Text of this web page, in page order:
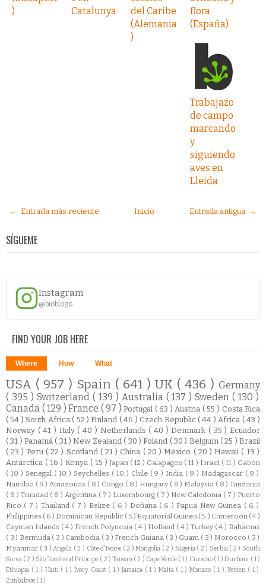
)
Catalunya
del Caribe
(Alemania
)
flora
(España)
Trabajazo
de campo
marcando
y
siguiendo
aves en
Lleida
← Entrada más reciente Entrada antigua →
Inicio
SÍGUEME
Instagram
@bioblogo
FIND YOUR JOB HERE
Where How What
USA ( 957 ) Spain ( 641 )UK ( 436 )Germany
( 395 ) Switzerland ( 139 ) Australia ( 137 )Sweden( 130 )
Canada ( 129 )France ( 97 )Portugal ( 63 ) Austria ( 55 ) Costa Rica
( 54 ) South Africa ( 52 )Finland ( 46 ) Czech Republic ( 44 ) Africa ( 43 )
Norway ( 41 ) Italy ( 40 ) Netherlands ( 40 )Denmark ( 35 ) Ecuador
( 31 )Panamá ( 31 ) New Zealand ( 30 )Poland ( 30 ) Belgium ( 25 )Brazil
( 23 ) Peru ( 22 ) Scotland ( 21 ) China ( 20 ) Mexico ( 20 )Hawaii ( 19 )
Antarctica ( 16 ) Kenya ( 15 ) Japan ( 12 ) Galapagos ( 11 ) Israel ( 11 ) Gabon
( 10 ) Senegal ( 10 ) Seychelles ( 10 ) Chile ( 9 ) India ( 9 ) Madagascar ( 9 )
Namibia ( 9 ) Amazonas ( 8 ) Congo ( 8 ) Hungary ( 8 ) Malaysia ( 8 ) Tanzania
( 8 ) Trinidad ( 8 ) Argentina ( 7 ) Luxembourg ( 7 ) New Caledonia ( 7 ) Puerto
Rico ( 7 ) Thailand ( 7 ) Belize ( 6 ) Doñana ( 6 ) Papua New Guinea ( 6 )
Philippines ( 6 ) Dominican Republic ( 5 ) Equatorial Guinea ( 5 ) Cameroon ( 4 )
Cayman Islands ( 4 ) French Polynesia ( 4 ) Holland ( 4 ) Turkey ( 4 ) Bahamas
( 3 ) Bermuda ( 3 ) Cambodia ( 3 ) French Guiana ( 3 ) Guam ( 3 ) Morocco ( 3 )
Myanmar ( 3 )Angola ( 2 ) Côte d'Ivoire ( 2 )Mongolia ( 2 ) Nigeria ( 2 ) Serbia ( 2 ) South
Korea ( 2 ) São Tomé and Príncipe ( 2 ) Taiwan ( 2 ) Cape Verde ( 1 ) Curacao ( 1 )Durham ( 1 )
Ethiopia ( 1 ) Haiti ( 1 ) Ivory Coast ( 1 )Jamaica ( 1 ) Malta ( 1 )Monaco ( 1 ) Yemen ( 1 )
Zimbabwe ( 1 )